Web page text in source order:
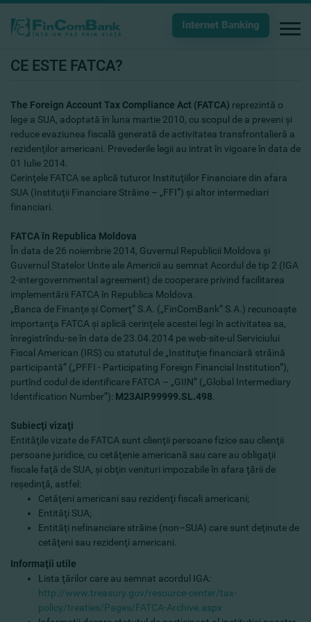
Internet Banking
CE ESTE FATCA?
The Foreign Account Tax Compliance Act (FATCA) reprezintă o
lege a SUA, adoptată în luna martie 2010, cu scopul de a preveni şi
reduce evaziunea fiscală generată de activitatea transfrontalieră a
rezidenţilor americani. Prevederile legii au intrat în vigoare în data de
01 Iulie 2014.
Cerinţele FATCA se aplică tuturor Instituţiilor Financiare din afara
SUA (Instituţii Financiare Străine – „FFI”) şi altor intermediari
financiari.
FATCA în Republica Moldova
În data de 26 noiembrie 2014, Guvernul Republicii Moldova şi
Guvernul Statelor Unite ale Americii au semnat Acordul de tip 2 (IGA
2-intergovernmental agreement) de cooperare privind facilitarea
implementării FATCA în Republica Moldova.
„Banca de Finanţe şi Comerţ” S.A. („FinComBank” S.A.) recunoaşte
importanţa FATCA şi aplică cerinţele acestei legi în activitatea sa,
înregistrîndu-se în data de 23.04.2014 pe web-site-ul Serviciului
Fiscal American (IRS) cu statutul de „Instituţie financiară străină
participantă” („PFFI - Participating Foreign Financial Institution”),
purtînd codul de identificare FATCA – „GIIN” („Global Intermediary
Identification Number”): M23AIP.99999.SL.498
Subiecţi vizaţi
Entităţile vizate de FATCA sunt clienţii persoane fizice sau clienţii
persoane juridice, cu cetăţenie americană sau care au obligaţii
fiscale faţă de SUA, şi obţin venituri impozabile în afara ţării de
reşedinţă, astfel:
Cetăţeni americani sau rezidenţi fiscali americani;
Entităţi SUA;
Entităţi nefinanciare străine (non–SUA) care sunt deţinute de
cetăţeni sau rezidenţi americani.
Informaţii utile
Lista ţărilor care au semnat acordul IGA:
http://www.treasury.gov/resource-center/tax-
policy/treaties/Pages/FATCA-Archive.aspx